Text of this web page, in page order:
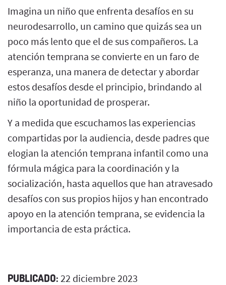
Imagina un niño que enfrenta desafíos en su
neurodesarrollo, un camino que quizás sea un
poco más lento que el de sus compañeros. La
atención temprana se convierte en un faro de
esperanza, una manera de detectar y abordar
estos desafíos desde el principio, brindando al
niño la oportunidad de prosperar.
Y a medida que escuchamos las experiencias
compartidas por la audiencia, desde padres que
elogian la atención temprana infantil como una
fórmula mágica para la coordinación y la
socialización, hasta aquellos que han atravesado
desafíos con sus propios hijos y han encontrado
apoyo en la atención temprana, se evidencia la
importancia de esta práctica.
PUBLICADO: 22 diciembre 2023